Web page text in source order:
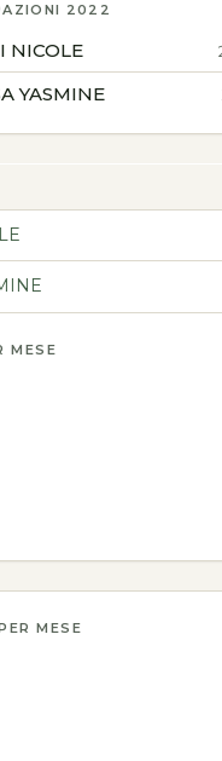
2022
NICOLE
YASMINE
MESE
MESE